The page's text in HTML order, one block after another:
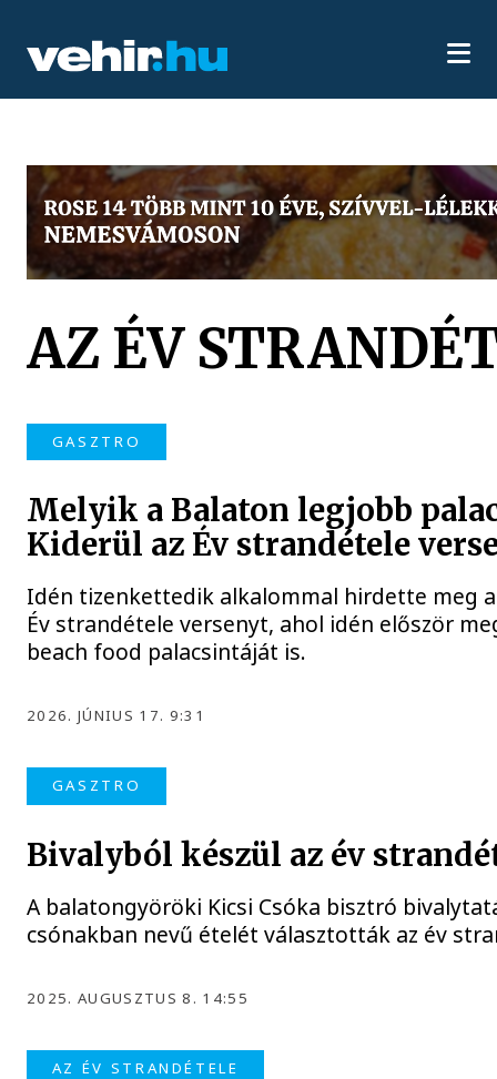
AZ ÉV
GASZTRO
Melyik a Balaton legjobb
Kiderül az Év strandétele
Idén tizenkettedik alkalommal hirdette meg
Év strandétele versenyt, ahol idén először
beach food palacsintáját is.
2026. JÚNIUS 17. 9:31
GASZTRO
Bivalyból készül az év
A balatongyöröki Kicsi Csóka bisztró
csónakban nevű ételét választották az év
2025. AUGUSZTUS 8. 14:55
AZ ÉV STRANDÉTELE